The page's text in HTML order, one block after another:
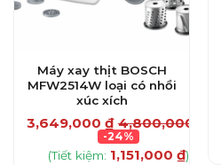
Máy xay thịt BOSCH
MFW2514W loại có nhồi
xúc xích
3,649,000 ₫ 4,800,000
-24%
(Tiết kiệm: 1,151,000₫)